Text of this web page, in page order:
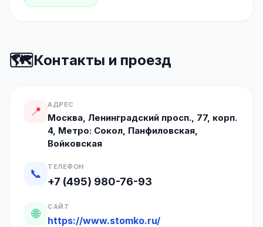
🗺️Контакты и проезд
📍 АДРЕС
Москва, Ленинградский просп., 77, корп.
4, Метро: Сокол, Панфиловская,
Войковская
📞 ТЕЛЕФОН
+7 (495) 980-76-93
🌐 САЙТ
https://www.stomko.ru/